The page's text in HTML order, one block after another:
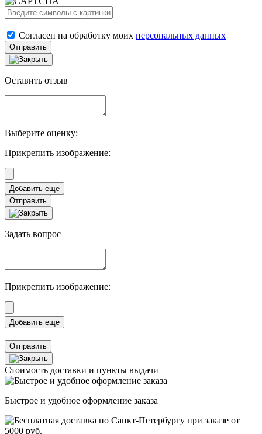
Согласен на обработку моих персональных данных
Отправить
Оставить отзыв
Выберите оценку:
Прикрепить изображение:
Отправить
Задать вопрос
Прикрепить изображение:
Отправить
Стоимость доставки и пункты выдачи
Быстрое и удобное оформление заказа